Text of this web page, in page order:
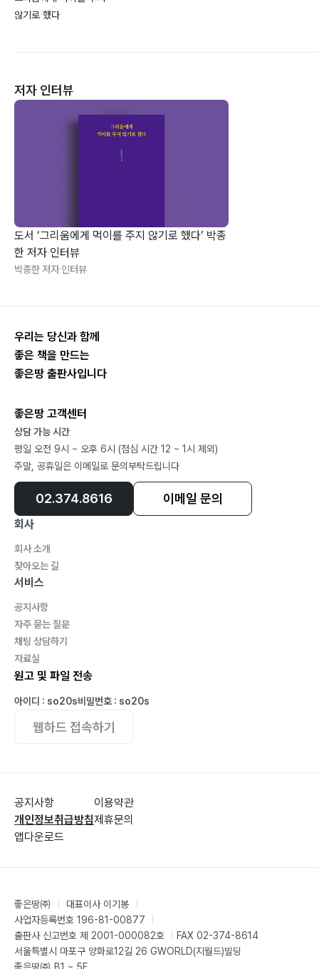
않기로 했다
저자 인터뷰
도서 ‘그리움에게 먹이를 주지 않기로 했다’ 박종
한 저자 인터뷰
박종한 저자 인터뷰
우리는 당신과 함께
좋은 책을 만드는
좋은땅 출판사입니다
좋은땅 고객센터
상담 가능 시간
평일 오전 9시 ~ 오후 6시 (점심 시간 12 ~ 1시 제외)
주말, 공휴일은 이메일로 문의부탁드립니다
02.374.8616 이메일 문의
회사
회사 소개
찾아오는 길
서비스
공지사항
자주 묻는 질문
채팅 상담하기
자료실
원고 및 파일 전송
아이디 : so20s비밀번호 : so20s
웹하드 접속하기
공지사항
개인정보취급방침
앱다운로드
이용약관
제휴문의
좋은땅㈜ 대표이사 이기봉
사업자등록번호 196-81-00877
출판사 신고번호 제 2001-000082호
FAX 02-374-8614
서울특별시 마포구 양화로12길 26 GWORLD(지월드)빌딩
좋은땅㈜ B1 ~ 5F